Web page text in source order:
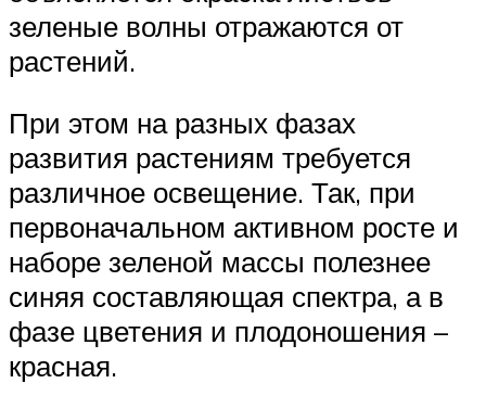
зеленые волны отражаются от
растений.
При этом на разных фазах
развития растениям требуется
различное освещение. Так, при
первоначальном активном росте и
наборе зеленой массы полезнее
синяя составляющая спектра, а в
фазе цветения и плодоношения –
красная.